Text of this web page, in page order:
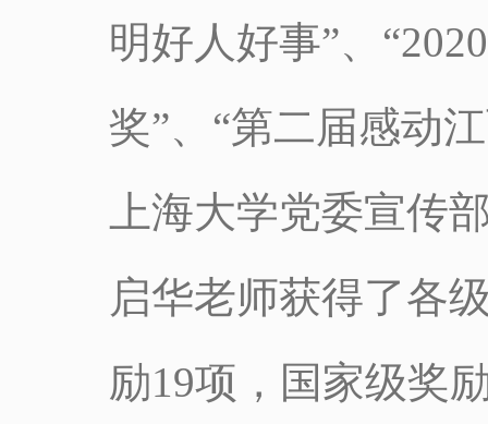
明好人好事”、
奖”、“第二届感动
上海大学党委宣传
启华老师获得了各
励19项，国家级奖